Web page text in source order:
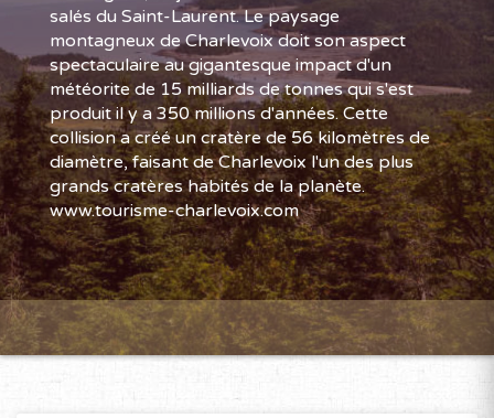
salés du Saint-Laurent. Le paysage
montagneux de Charlevoix doit son aspect
spectaculaire au gigantesque impact d'un
météorite de 15 milliards de tonnes qui s'est
produit il y a 350 millions d'années. Cette
collision a créé un cratère de 56 kilomètres de
diamètre, faisant de Charlevoix l'un des plus
grands cratères habités de la planète.
www.tourisme-charlevoix.com